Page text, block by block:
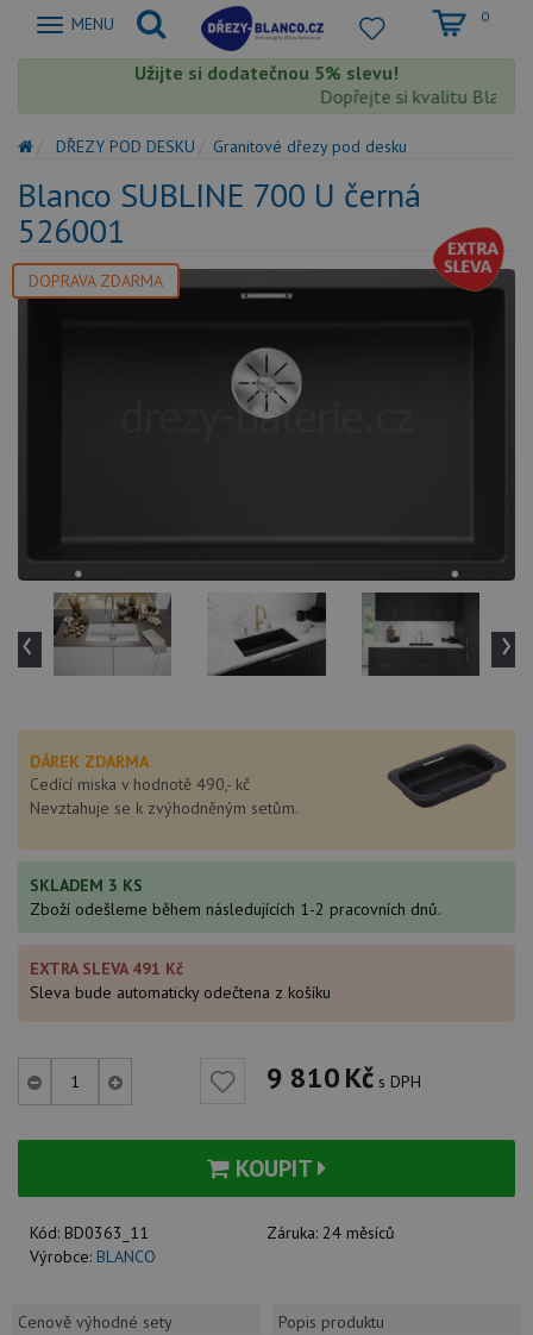
Zobrazit
MENU 0
Užijte si dodatečnou 5% slevu!
Dopřejte si kvalitu Blanco
DŘEZY POD DESKU Granitové dřezy pod desku
Blanco SUBLINE 700 U černá
526001
DOPRAVA ZDARMA
‹ ›
DÁREK ZDARMA
Cedící miska v hodnotě 490,- kč
Nevztahuje se k zvýhodněným setům.
SKLADEM 3 KS
Zboží odešleme během následujících 1-2 pracovních dnů.
EXTRA SLEVA 491 Kč
Sleva bude automaticky odečtena z košíku
9 810Kč s DPH
KOUPIT
Kód: BD0363_11 Záruka: 24 měsíců
Výrobce: BLANCO
Cenově výhodné sety
Popis produktu